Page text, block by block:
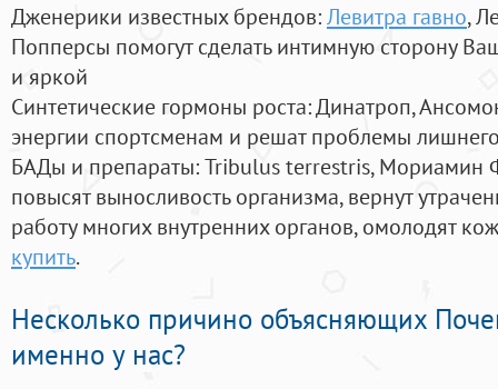
Дженерики известных брендов:Левитра гавно,
Попперсы помогут сделать интимную сторону
и яркой
Синтетические гормоны роста: Динатроп,
энергии спортсменам и решат проблемы
БАДы и препараты:Tribulus terrestris, Мориамин
повысят выносливость организма, вернут
работу многих внутренних органов, омолодят
купить.
Несколько причино объясняющих
именно у нас?